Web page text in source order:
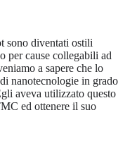
sono diventati ostili
per cause collegabili ad
a sapere che lo
nanotecnologie in grado
aveva utilizzato questo
ed ottenere il suo